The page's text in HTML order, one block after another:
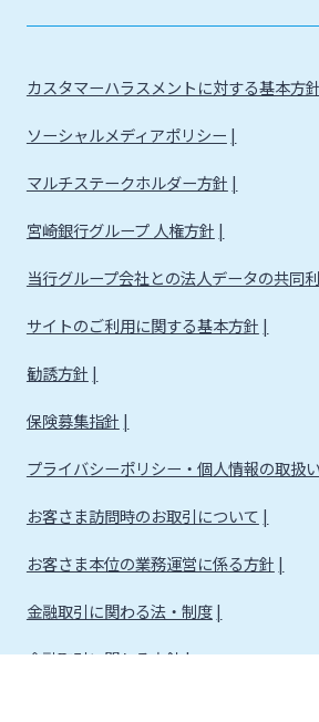
カスタマーハラスメントに対する基本方針
ソーシャルメディアポリシー
マルチステークホルダー方針
宮崎銀行グループ 人権方針
当行グループ会社との法人データの共同
サイトのご利用に関する基本方針
勧誘方針
保険募集指針
プライバシーポリシー・個人情報の取扱
お客さま訪問時のお取引について
お客さま本位の業務運営に係る方針
金融取引に関わる法・制度
金融取引に関わる方針